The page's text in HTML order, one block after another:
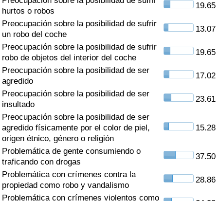
hurtos o robos
19.65
Preocupación sobre la posibilidad de sufrir
un robo del coche
13.07
Preocupación sobre la posibilidad de sufrir
robo de objetos del interior del coche
19.65
Preocupación sobre la posibilidad de ser
agredido
17.02
Preocupación sobre la posibilidad de ser
insultado
23.61
Preocupación sobre la posibilidad de ser
agredido físicamente por el color de piel,
origen étnico, género o religión
15.28
Problemática de gente consumiendo o
traficando con drogas
37.50
Problemática con crímenes contra la
propiedad como robo y vandalismo
28.86
Problemática con crímenes violentos como
Índice de Sanidad (Actual)
Índice de Sanidad
Índice de Sanidad por País
Contaminación
Índice de Contaminación (Actual)
Índice de contaminación
Índice de Contaminación por País
Tráfico